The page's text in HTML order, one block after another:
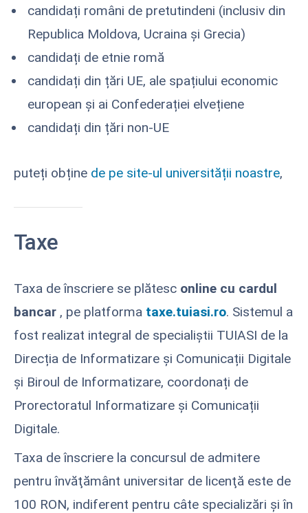
candidați români de pretutindeni (inclusiv din
Republica Moldova, Ucraina și Grecia)
candidați de etnie romă
candidați din țări UE, ale spațiului economic
european și ai Confederației elvețiene
candidați din țări non-UE
puteți obține de pe site-ul universității noastre,
Taxe
Taxa de înscriere se plătesc online cu cardul
bancar , pe platforma taxe.tuiasi.ro. Sistemul a
fost realizat integral de specialiștii TUIASI de la
Direcția de Informatizare și Comunicații Digitale
și Biroul de Informatizare, coordonați de
Prorectoratul Informatizare și Comunicații
Digitale.
Taxa de înscriere la concursul de admitere
pentru învăţământ universitar de licenţă este de
100 RON, indiferent pentru câte specializări și în